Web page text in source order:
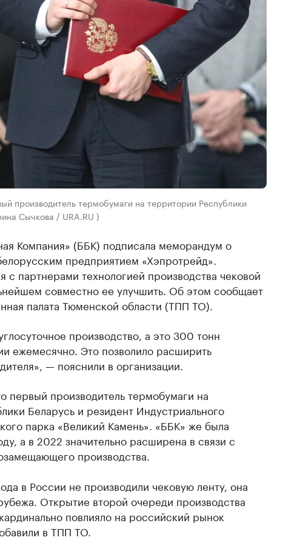
производитель термобумаги на территории Республики
Сычкова / URA.RU )
Компания» (ББК) подписала меморандум о
предприятием «Хэпротрейд».
с партнерами технологией производства чековой
совместно ее улучшить. Об этом сообщает
палата Тюменской области (ТПП ТО).
производство, а это 300 тонн
ежемесячно. Это позволило расширить
— пояснили в организации.
первый производитель термобумаги на
Беларусь и резидент Индустриального
парка «Великий Камень». «ББК» же была
а в 2022 значительно расширена в связи с
производства.
в России не производили чековую ленту, она
Открытие второй очереди производства
повлияло на российский рынок
в ТПП ТО.